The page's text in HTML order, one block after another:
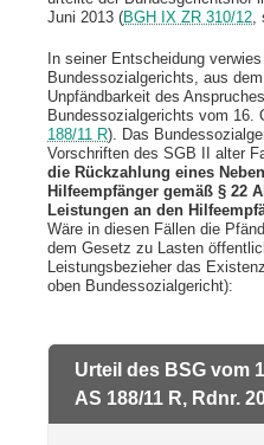
Juni 2013 (BGH IX ZR 310/12
In seiner Entscheidung
Bundessozialgerichts, aus
Unpfändbarkeit des
Bundessozialgerichts vom 16.
188/11 R). Das
Vorschriften des SGB II alter
die Rückzahlung eines
Hilfeempfänger gemäß § 22
Leistungen an den
Wäre in diesen Fällen die
dem Gesetz zu Lasten
Leistungsbezieher das
oben Bundessozialgericht):
Urteil des BSG vom
AS 188/11 R, Rdnr.